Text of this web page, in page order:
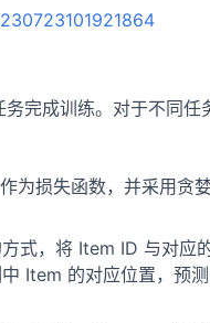
完成训练。对于不同任
为损失函数，并采用贪
式，将 Item ID 与对应
Item 的对应位置，预